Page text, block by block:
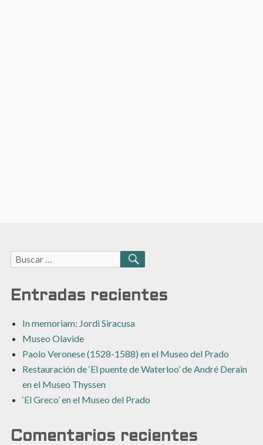
Buscar:
BUSCAR
Entradas recientes
In memoriam: Jordi Siracusa
Museo Olavide
Paolo Veronese (1528-1588) en el Museo del Prado
Restauración de ‘El puente de Waterloo’ de André Derain
en el Museo Thyssen
‘El Greco’ en el Museo del Prado
Comentarios recientes